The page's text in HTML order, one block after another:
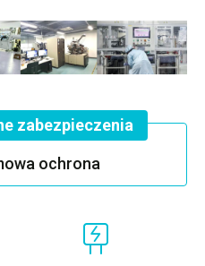
zabezpieczenia
ochrona